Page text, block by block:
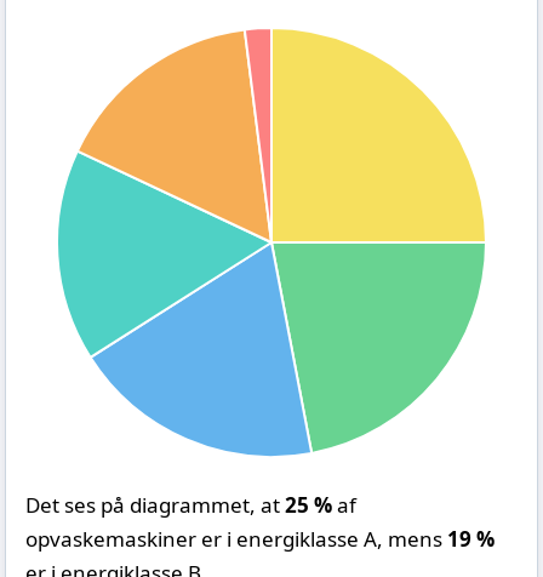
Det ses på diagrammet, at25 %af
opvaskemaskiner er i energiklasse A, mens 19 %